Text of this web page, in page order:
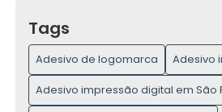
DISPLAY PERSONALIZADO PARA PDV EM SÃO
PAULO: GUIA ESSENCIAL
Tags
Adesivo de logomarca
Adesivo
Adesivo impressão digital em São